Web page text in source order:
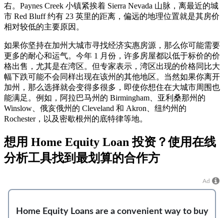
右。Paynes Creek 小镇紧挨着 Sierra Nevada 山脉，离最近的城
市 Red Bluff 约有 23 英里的距离，偏远的地理位置就是其房价
相对较低的主要原因。
如果你坚持在加州大城市寻找经济实惠房源，那么你可能需要
更多的耐心和运气。今年 1 月份，许多房屋都以低于标价的价
格出售，尤其是在湾区。但专家表示，湾区出现的价格同比大
幅下跌可能不会同样出现在该州的其他地区。当然如果你离开
加州，那么选择就会变得多很多，即使你想住在大城市周围也
能满足。例如，阿拉巴马州的 Birmingham、亚利桑那州的
Winslow、俄亥俄州的 Cleveland 和 Akron、纽约州的
Rochester，以及密歇根州的底特律等地。
想用 Home Equity Loan 投资？使用在线
分析工具找到最划算的合作方
Ad